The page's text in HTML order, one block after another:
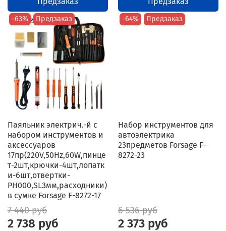
-63% Предзаказ
Паяльник электрич.-й с
набором инструментов и
аксессуаров
17пр(220V,50Hz,60W,пинце
т-2шт,крючки-4шт,лопатк
и-6шт,отвертки-
РН000,SL3мм,расходники)
в сумке Forsage F-8272-17
7 440 руб
2 738 руб
-64% Предзаказ
Набор инструментов для
автоэлектрика
23предметов Forsage F-
8272-23
6 536 руб
2 373 руб